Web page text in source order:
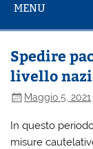
MENU
Spedire
livello
Maggio 5, 2021
In questo
misure